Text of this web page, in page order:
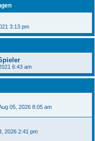
3:13 pm
6:43 am
05, 2026 8:05 am
2026 2:41 pm